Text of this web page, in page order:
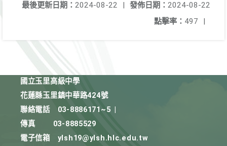
發佈日期： 2024-08-22
最後更新日期： 2024-08-22
|
點擊率： 497 |
國立玉里高級中學
花蓮縣玉里鎮中華路424號
聯絡電話
03-8886171~5
傳真
03-8885529
電子信箱
ylsh19@ylsh.hlc.edu.tw